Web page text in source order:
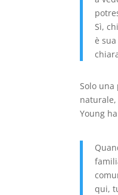
Sì,
è
Solo
Young
qui,